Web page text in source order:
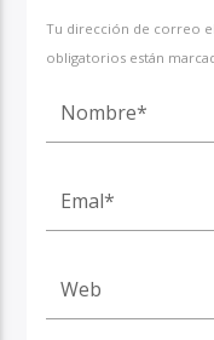
Tu dirección de correo
obligatorios están